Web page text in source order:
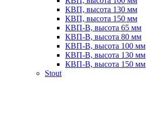
КВП, высота 130 мм
КВП, высота 150 мм
КВП-В, высота 65 мм
КВП-В, высота 80 мм
КВП-В, высота 100 мм
КВП-В, высота 130 мм
КВП-В, высота 150 мм
Stout